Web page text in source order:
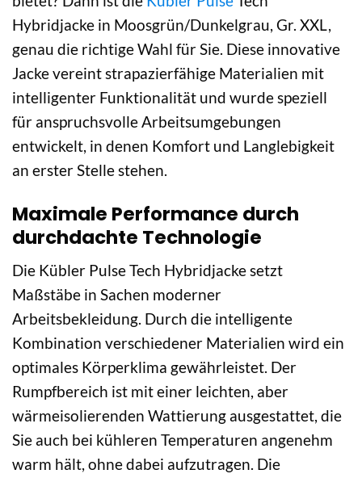
Hybridjacke in Moosgrün/Dunkelgrau, Gr. XXL,
genau die richtige Wahl für Sie. Diese innovative
Jacke vereint strapazierfähige Materialien mit
intelligenter Funktionalität und wurde speziell
für anspruchsvolle Arbeitsumgebungen
entwickelt, in denen Komfort und Langlebigkeit
an erster Stelle stehen.
Maximale Performance durch
durchdachte Technologie
Die Kübler Pulse Tech Hybridjacke setzt
Maßstäbe in Sachen moderner
Arbeitsbekleidung. Durch die intelligente
Kombination verschiedener Materialien wird ein
optimales Körperklima gewährleistet. Der
Rumpfbereich ist mit einer leichten, aber
wärmeisolierenden Wattierung ausgestattet, die
Sie auch bei kühleren Temperaturen angenehm
warm hält, ohne dabei aufzutragen. Die